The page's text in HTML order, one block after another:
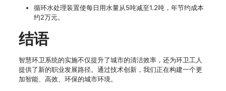
循环水处理装置使每日用水量从5吨减至1.2吨，年节约成本
约2万元。
结语
智慧环卫系统的实施不仅提升了城市的清洁效率，还为环卫工人
提供了新的职业发展路径。通过技术创新，我们正在构建一个更
加智能、高效、环保的城市环境。